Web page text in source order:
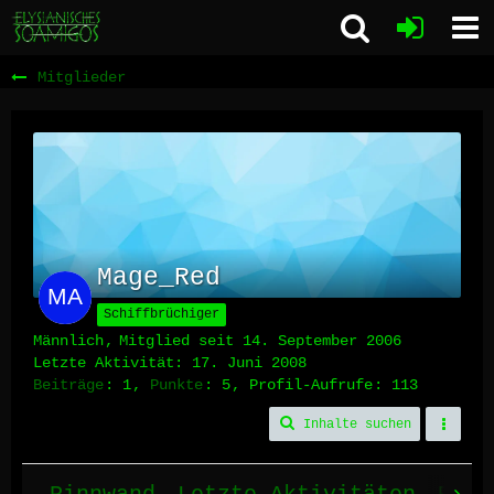
Mitglieder
Mage_Red
Schiffbrüchiger
Männlich
Mitglied seit 14. September 2006
Letzte Aktivität: 17. Juni 2008
Beiträge
1 Punkte 5 Profil-Aufrufe 113
Inhalte suchen